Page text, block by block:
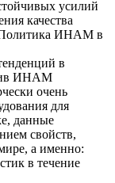
усилий
качества
ИНАМ в
в
ИНАМ
очень
для
данные
свойств,
а именно:
в течение